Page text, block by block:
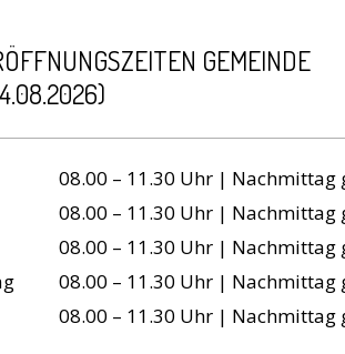
GEMEINDE
Öffnungszeiten
08.00 – 11.30 Uhr | Nachmittag
08.00 – 11.30 Uhr | Nachmittag
08.00 – 11.30 Uhr | Nachmittag
08.00 – 11.30 Uhr | Nachmittag
08.00 – 11.30 Uhr | Nachmittag